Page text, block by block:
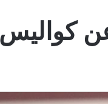
كواليس